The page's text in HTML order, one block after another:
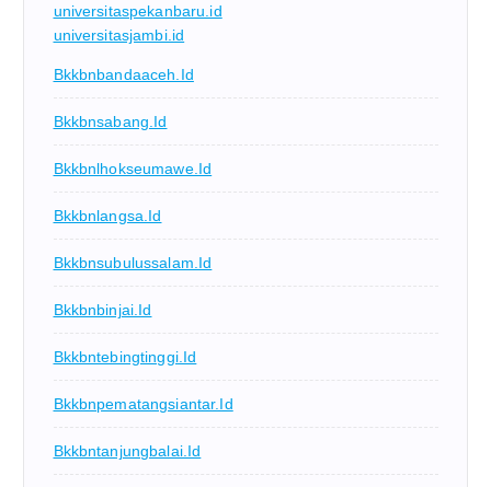
universitaspekanbaru.id
universitasjambi.id
Bkkbnbandaaceh.id
Bkkbnsabang.id
Bkkbnlhokseumawe.id
Bkkbnlangsa.id
Bkkbnsubulussalam.id
Bkkbnbinjai.id
Bkkbntebingtinggi.id
Bkkbnpematangsiantar.id
Bkkbntanjungbalai.id